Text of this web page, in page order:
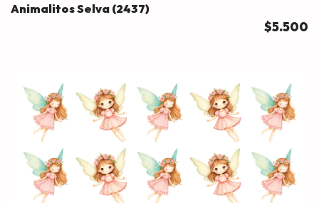
Animalitos Selva (2437)
$5.500